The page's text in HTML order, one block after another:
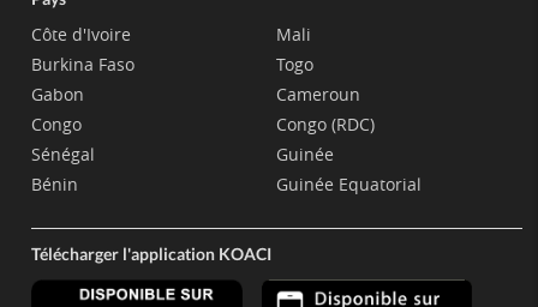
Côte d'Ivoire
Burkina Faso
Gabon
Congo
Sénégal
Bénin
Mali
Togo
Cameroun
Congo (RDC)
Guinée
Guinée Equatorial
Télécharger l'application KOACI